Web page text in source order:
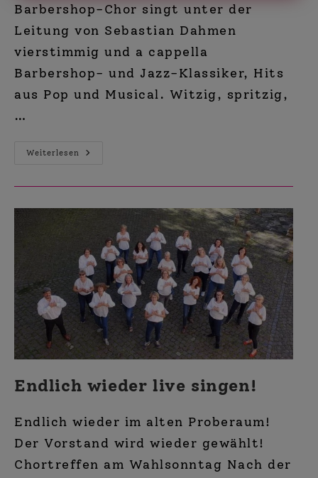
Barbershop-Chor singt unter der
Leitung von Sebastian Dahmen
vierstimmig und a cappella
Barbershop- und Jazz-Klassiker, Hits
aus Pop und Musical. Witzig, spritzig,
…
Weiterlesen
Die
Endlich wieder live singen!
Endlich wieder im alten Proberaum!
Der Vorstand wird wieder gewählt!
Chortreffen am Wahlsonntag Nach der